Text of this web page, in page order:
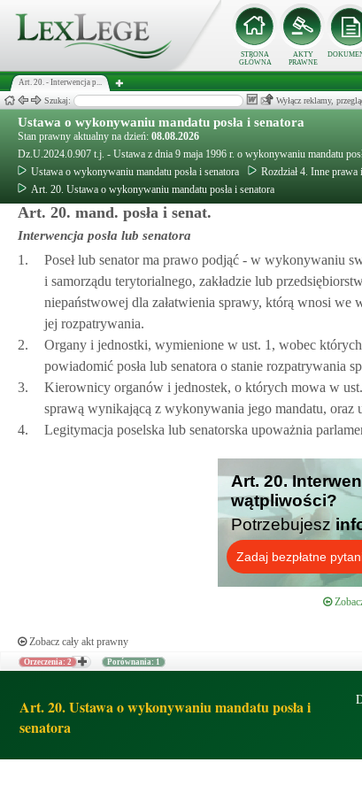
STRONA
GŁÓWNA
AKTY
PRAWNE
Art. 20. - Interwencja p...
Szukaj: Wyłącz reklamy,
Ustawa o wykonywaniu mandatu posła i senatora
Stan prawny aktualny na dzień: 08.08.2026
Dz.U.2024.0.907 t.j. - Ustawa z dnia 9 maja 1996 r. o wykonywaniu mandatu
Ustawa o wykonywaniu mandatu posła i senatora
Rozdział 4. Inne
Art. 20. Ustawa o wykonywaniu mandatu posła i senatora
Art. 20. mand. posła i senat.
Interwencja posła lub senatora
1.
Poseł lub senator ma prawo podjąć - w wykonywaniu
i samorządu terytorialnego, zakładzie lub
niepaństwowej dla załatwienia sprawy, którą wnosi
jej rozpatrywania.
2.
Organy i jednostki, wymienione w ust. 1, wobec
powiadomić posła lub senatora o stanie rozpatrywania
3.
Kierownicy organów i jednostek, o których mowa w
sprawą wynikającą z wykonywania jego mandatu,
4.
Legitymacja poselska lub senatorska upoważnia
Art. 20.
wątpliwości?
Potrzebujesz
Zadaj bezpłatne
Zobacz cały akt prawny
Orzeczenia: 2 Porównania: 1
Art. 20. Ustawa o wykonywaniu mandatu posła i
senatora